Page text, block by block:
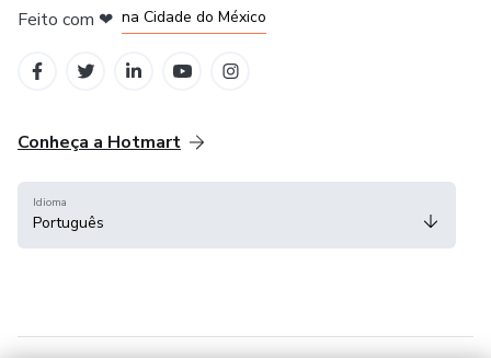
Feito com ❤ na Cidade do México
Conheça a Hotmart
Idioma
Português